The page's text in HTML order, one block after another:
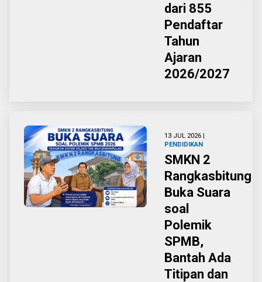
dari 855
Pendaftar
Tahun
Ajaran
2026/2027 ‎
13 JUL 2026 |
PENDIDIKAN
SMKN 2
Rangkasbitung
Buka Suara
soal
Polemik
SPMB,
Bantah Ada
Titipan dan